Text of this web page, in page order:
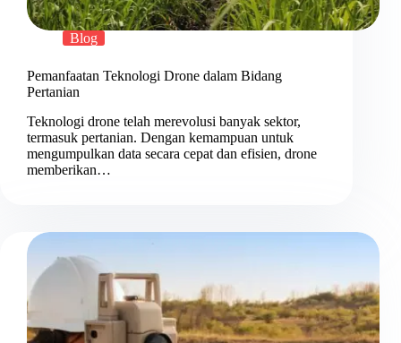
Blog
Pemanfaatan Teknologi Drone dalam Bidang
Pertanian
Teknologi drone telah merevolusi banyak sektor,
termasuk pertanian. Dengan kemampuan untuk
mengumpulkan data secara cepat dan efisien, drone
memberikan…